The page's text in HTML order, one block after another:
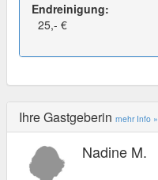
Endreinigung:
25,- €
Ihre Gastgeberin mehr Info »
Nadine M.